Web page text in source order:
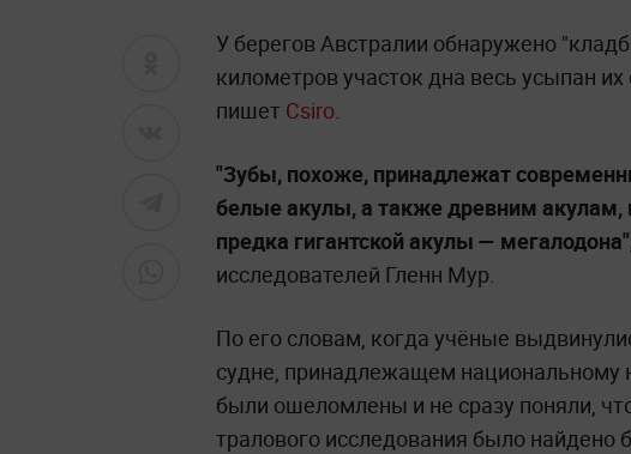
У берегов Австралии обнаружено
километров участок дна весь усыпан
пишет Csiro.
"Зубы, похоже, принадлежат
белые акулы, а также древним акулам,
предка гигантской акулы —
исследователей Гленн Мур.
По его словам, когда учёные
судне, принадлежащем национальному
были ошеломлены и не сразу поняли,
тралового исследования было найдено